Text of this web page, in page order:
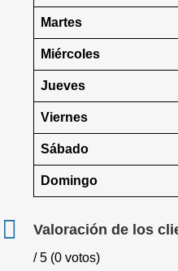
Martes
Miércoles
Jueves
Viernes
Sábado
Domingo
Valoración de los
/ 5 (0 votos)